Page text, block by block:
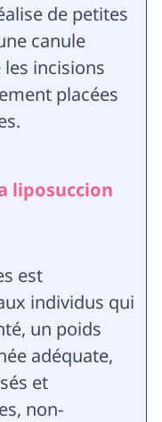
de petites
canule
incisions
placées
liposuccion
est
individus qui
un poids
adéquate,
et
non-